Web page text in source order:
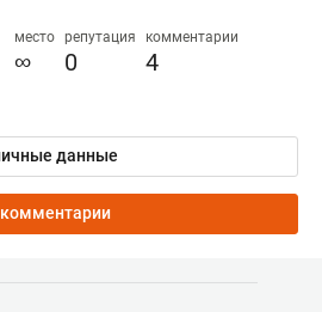
место
∞
репутация
0
комментарии
4
данные
комментарии